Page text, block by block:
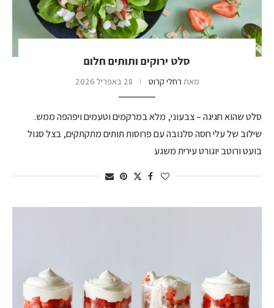
סלט ירוקים ותותים חלום
מאת רחלי קרוט 28 באפריל 2026
סלט שהוא חגיגה – צבעוני, מלא במרקמים וטעמים ויפהפה ממש.
שילוב של עלי חסה סלנובה עם פרוסות תותים מתקתקים, בצל סגול
בועט ורוטב יוגורט עירית משגע